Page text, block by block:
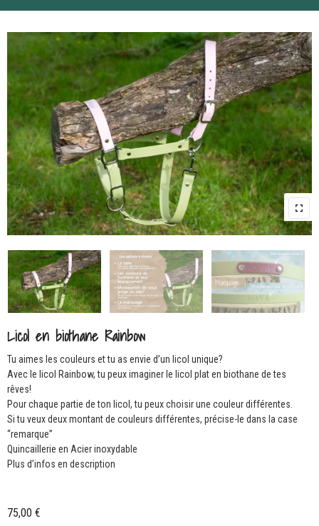
Licol en biothane Rainbow
Tu aimes les couleurs et tu as envie d’un licol unique?
Avec le licol Rainbow, tu peux imaginer le licol plat en biothane de tes
rêves!
Pour chaque partie de ton licol, tu peux choisir une couleur différentes.
Si tu veux deux montant de couleurs différentes, précise-le dans la case
“remarque”
Quincaillerie en Acier inoxydable
Plus d’infos en description
75,00 €